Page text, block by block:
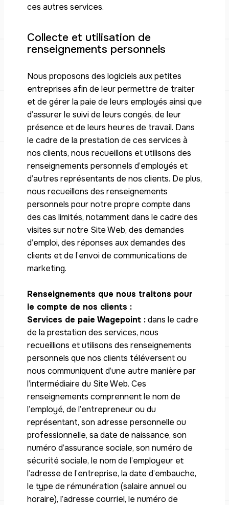
ces autres services.
Collecte et utilisation de
renseignements personnels
Nous proposons des logiciels aux petites
entreprises afin de leur permettre de traiter
et de gérer la paie de leurs employés ainsi que
d’assurer le suivi de leurs congés, de leur
présence et de leurs heures de travail. Dans
le cadre de la prestation de ces services à
nos clients, nous recueillons et utilisons des
renseignements personnels d’employés et
d’autres représentants de nos clients. De plus,
nous recueillons des renseignements
personnels pour notre propre compte dans
des cas limités, notamment dans le cadre des
visites sur notre Site Web, des demandes
d’emploi, des réponses aux demandes des
clients et de l’envoi de communications de
marketing.
Renseignements que nous traitons pour
le compte de nos clients :
Services de paie Wagepoint :dans le cadre
de la prestation des services, nous
recueillions et utilisons des renseignements
personnels que nos clients téléversent ou
nous communiquent d’une autre manière par
l’intermédiaire du Site Web. Ces
renseignements comprennent le nom de
l’employé, de l’entrepreneur ou du
représentant, son adresse personnelle ou
professionnelle, sa date de naissance, son
numéro d’assurance sociale, son numéro de
sécurité sociale, le nom de l’employeur et
l’adresse de l’entreprise, la date d’embauche,
le type de rémunération (salaire annuel ou
horaire), l’adresse courriel, le numéro de